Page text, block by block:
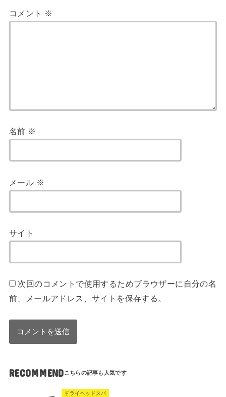
コメント ※
名前 ※
メール ※
サイト
次回のコメントで使用するためブラウザーに自分の名
前、メールアドレス、サイトを保存する。
RECOMMEND
ドライヘッドスパ